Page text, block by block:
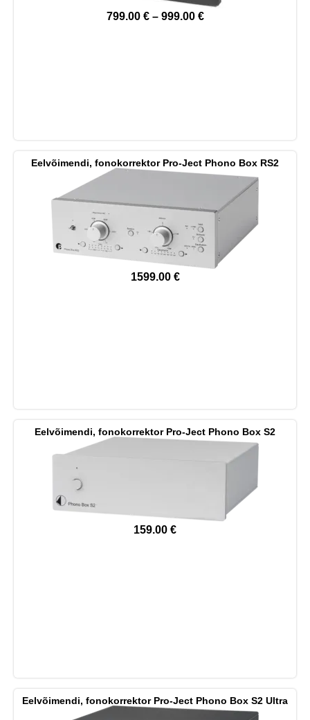
799.00 € – 999.00 €
Eelvõimendi, fonokorrektor Pro-Ject Phono Box RS2
1599.00 €
Eelvõimendi, fonokorrektor Pro-Ject Phono Box S2
159.00 €
Eelvõimendi, fonokorrektor Pro-Ject Phono Box S2 Ultra